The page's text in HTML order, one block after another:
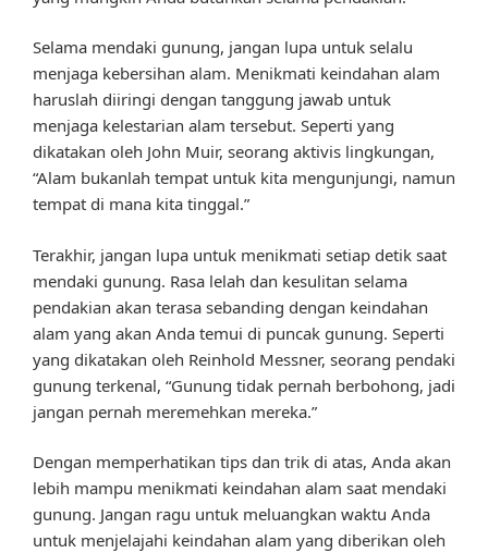
Selama mendaki gunung, jangan lupa untuk selalu
menjaga kebersihan alam. Menikmati keindahan alam
haruslah diiringi dengan tanggung jawab untuk
menjaga kelestarian alam tersebut. Seperti yang
dikatakan oleh John Muir, seorang aktivis lingkungan,
“Alam bukanlah tempat untuk kita mengunjungi, namun
tempat di mana kita tinggal.”
Terakhir, jangan lupa untuk menikmati setiap detik saat
mendaki gunung. Rasa lelah dan kesulitan selama
pendakian akan terasa sebanding dengan keindahan
alam yang akan Anda temui di puncak gunung. Seperti
yang dikatakan oleh Reinhold Messner, seorang pendaki
gunung terkenal, “Gunung tidak pernah berbohong, jadi
jangan pernah meremehkan mereka.”
Dengan memperhatikan tips dan trik di atas, Anda akan
lebih mampu menikmati keindahan alam saat mendaki
gunung. Jangan ragu untuk meluangkan waktu Anda
untuk menjelajahi keindahan alam yang diberikan oleh